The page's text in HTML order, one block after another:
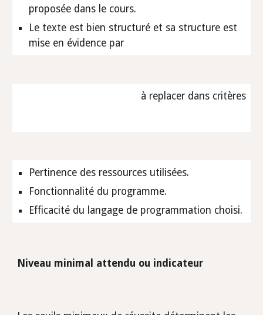
proposée dans le cours.
Le texte est bien structuré et sa structure est
mise en évidence par
à replacer dans critères
Pertinence des ressources utilisées.
Fonctionnalité du programme.
Efficacité du langage de programmation choisi.
Niveau minimal attendu ou indicateur